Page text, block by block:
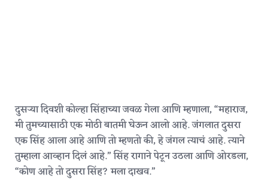
दुसऱ्या दिवशी कोल्हा सिंहाच्या जवळ गेला आणि म्हणाला, “महाराज,
मी तुमच्यासाठी एक मोठी बातमी घेऊन आलो आहे. जंगलात दुसरा
एक सिंह आला आहे आणि तो म्हणतो की, हे जंगल त्याचं आहे. त्याने
तुम्हाला आव्हान दिलं आहे.” सिंह रागाने पेटून उठला आणि ओरडला,
“कोण आहे तो दुसरा सिंह? मला दाखव.”